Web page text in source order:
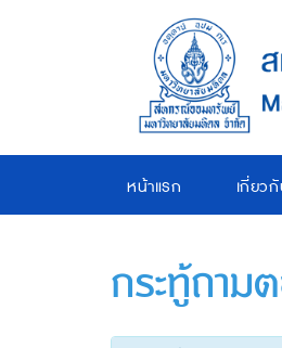
หน้าแรก เกี่ยว
กระทู้ถาม